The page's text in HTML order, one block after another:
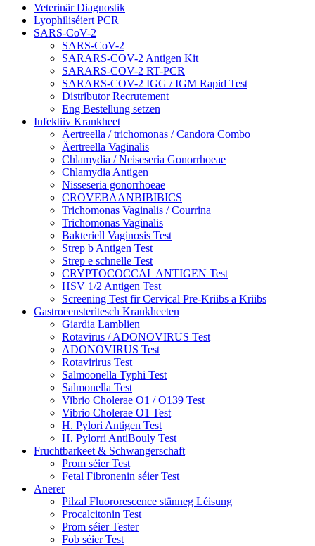
Veterinär Diagnostik
Lyophiliséiert PCR
SARS-CoV-2
SARS-CoV-2
SARARS-COV-2 Antigen Kit
SARARS-COV-2 RT-PCR
SARARS-COV-2 IGG / IGM Rapid Test
Distributor Recrutement
Eng Bestellung setzen
Infektiiv Krankheet
Äertreella / trichomonas / Candora Combo
Äertreella Vaginalis
Chlamydia / Neiseseria Gonorrhoeae
Chlamydia Antigen
Nisseseria gonorrhoeae
CROVEBAANBIBIBICS
Trichomonas Vaginalis / Courrina
Trichomonas Vaginalis
Bakteriell Vaginosis Test
Strep b Antigen Test
Strep e schnelle Test
CRYPTOCOCCAL ANTIGEN Test
HSV 1/2 Antigen Test
Screening Test fir Cervical Pre-Kriibs a Kriibs
Gastroeensteritesch Krankheeten
Giardia Lamblien
Rotavirus / ADONOVIRUS Test
ADONOVIRUS Test
Rotavirirus Test
Salmoonella Typhi Test
Salmonella Test
Vibrio Cholerae O1 / O139 Test
Vibrio Cholerae O1 Test
H. Pylori Antigen Test
H. Pylorri AntiBouly Test
Fruchtbarkeet & Schwangerschaft
Prom séier Test
Fetal Fibronenin séier Test
Anerer
Pilzal Fluororescence stänneg Léisung
Procalcitonin Test
Prom séier Tester
Fob séier Test